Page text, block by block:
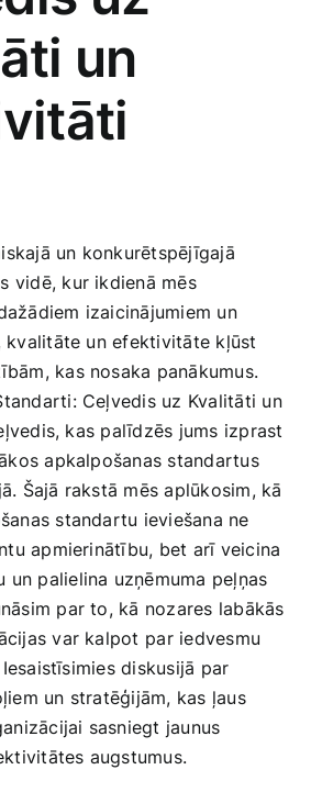
preces
un
un konkurētspējīgajā
vidē, kur ikdienā mēs
izaicinājumiem un
‍kvalitāte un efektivitāte ‌kļūst
kas nosaka panākumus.
Ceļvedis uz Kvalitāti ​un
kas​ palīdzēs jums izprast
apkalpošanas standartus
Šajā rakstā mēs aplūkosim, kā
standartu ieviešana‌ ne
apmierinātību, bet arī veicina⁣
un palielina uzņēmuma peļņas
par to, kā nozares labākās
var kalpot⁣ par iedvesmu
diskusijā par
un stratēģijām, kas ļaus⁢
‍sasniegt jaunus
augstumus.